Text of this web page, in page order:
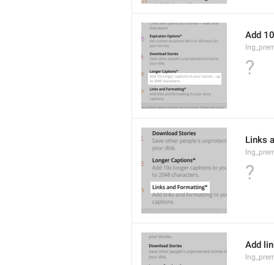
Add
?
Links
?
Add